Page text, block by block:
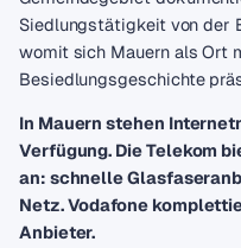
Siedlungstätigkeit von der
womit sich Mauern als Ort
Besiedlungsgeschichte
In Mauern stehen
Verfügung. Die Telekom
an: schnelle
Netz. Vodafone
Anbieter.